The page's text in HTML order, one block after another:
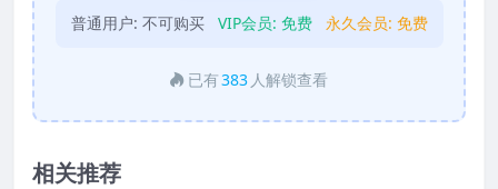
普通用户: 不可购买 VIP会员: 免费 永久会员: 免费
已有383 人解锁查看
相关推荐